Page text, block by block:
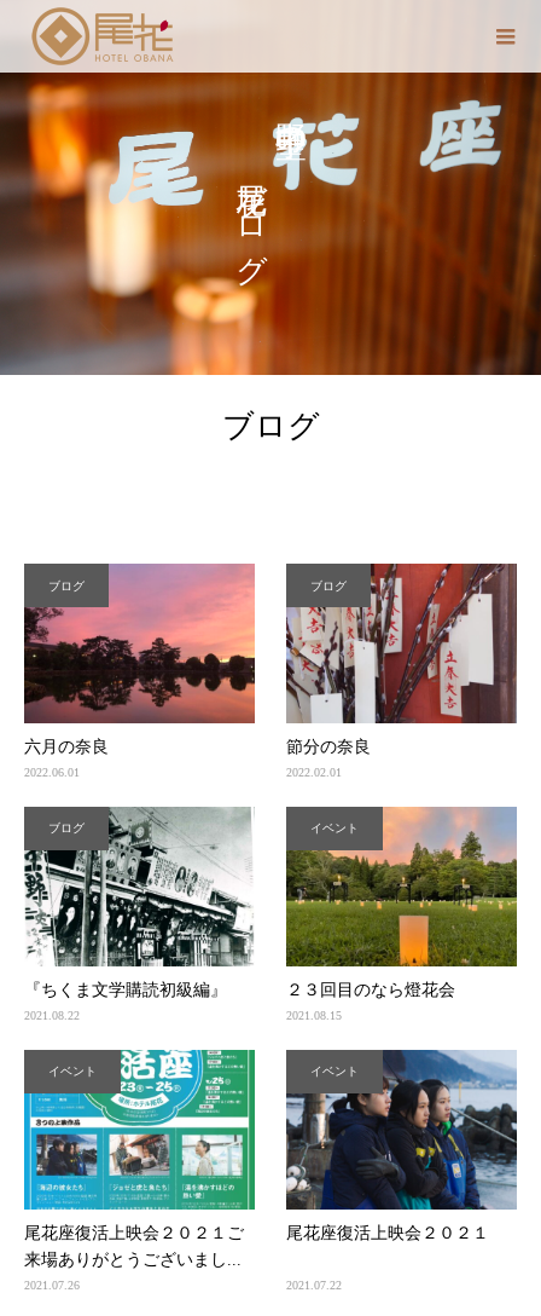
中野 聖子の
尾花ブログ
ブログ
ブログ
六月の奈良
2022.06.01
ブログ
節分の奈良
2022.02.01
ブログ
『ちくま文学購読初級編』
2021.08.22
イベント
２３回目のなら燈花会
2021.08.15
イベント
尾花座復活上映会２０２１ご
来場ありがとうございまし...
2021.07.26
イベント
尾花座復活上映会２０２１
2021.07.22